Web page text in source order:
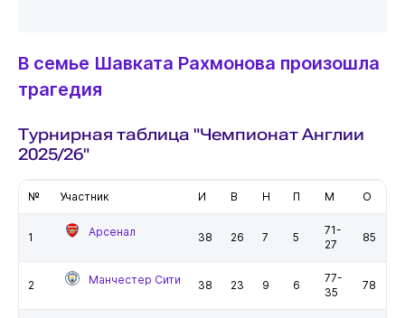
В семье Шавката Рахмонова произошла
трагедия
Турнирная таблица "Чемпионат Англии
2025/26"
№ Участник И В Н П М О
1 Арсенал 38 26 7 5
71-
27
85
2 Манчестер Сити 38 23 9 6
77-
35
78